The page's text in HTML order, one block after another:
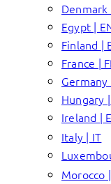
Denmark
Egypt |
Finland |
France |
Germany
Hungary
Ireland |
Italy | IT
Morocco